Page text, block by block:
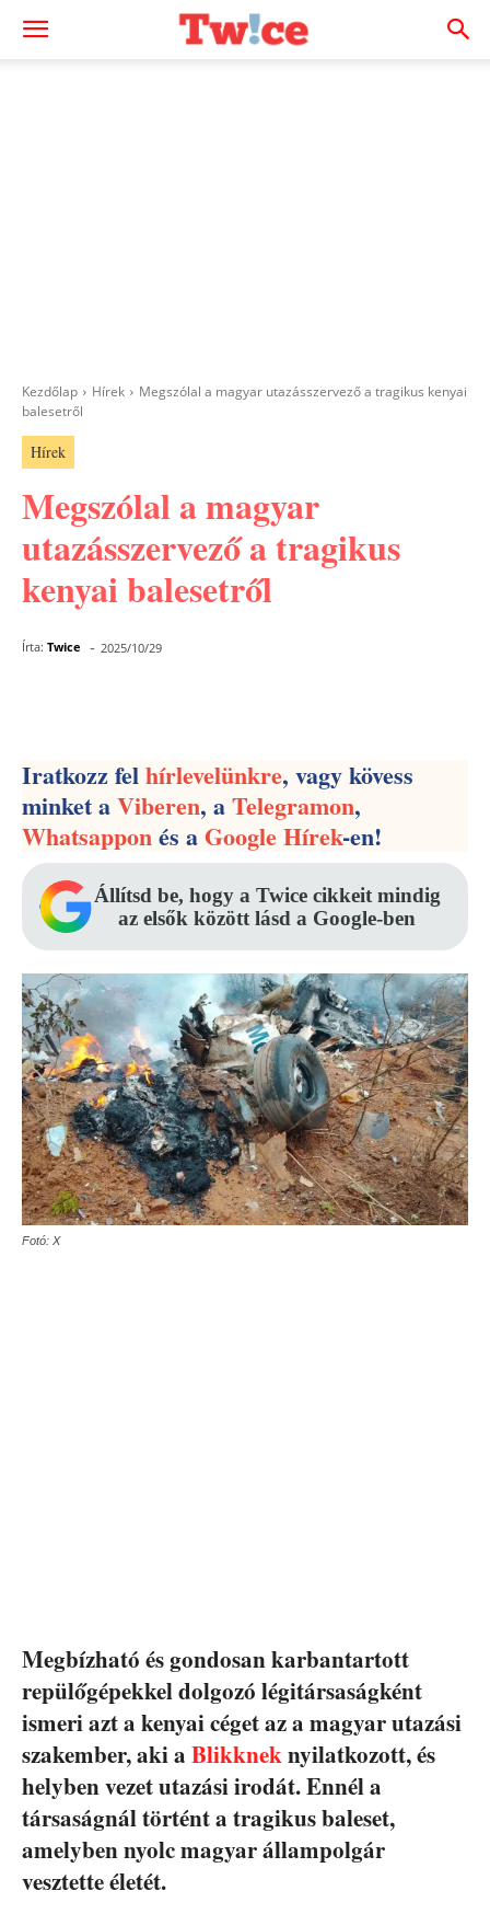
Kezdőlap Hírek
Megszólal a magyar utazásszervező a tragikus kenyai
balesetről
Hírek
Megszólal a magyar
utazásszervező a tragikus
kenyai balesetről
Írta: Twice - 2025/10/29
Iratkozz felhírlevelünkre, vagy kövess
minket aViberen, aTelegramon,
Whatsapponés aGoogle Hírek-en!
Állítsd be, hogy a Twice cikkeit mindig
az elsők között lásd a Google-ben
Fotó: X
Megbízható és gondosan karbantartott
repülőgépekkel dolgozó légitársaságként
ismeri azt a kenyai céget az a magyar utazási
szakember, aki a Blikkneknyilatkozott, és
helyben vezet utazási irodát. Ennél a
társaságnál történt a tragikus baleset,
amelyben nyolc magyar állampolgár
vesztette életét.